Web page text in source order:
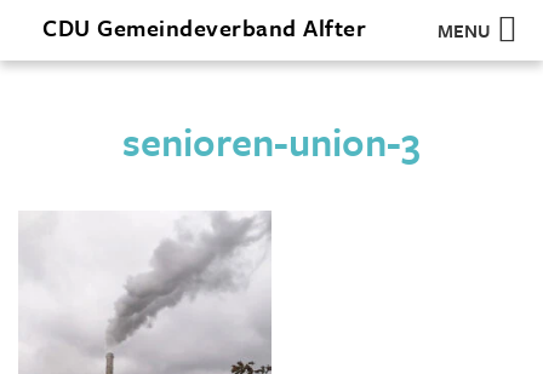
CDU Gemeindeverband Alfter MENU
senioren-union-3